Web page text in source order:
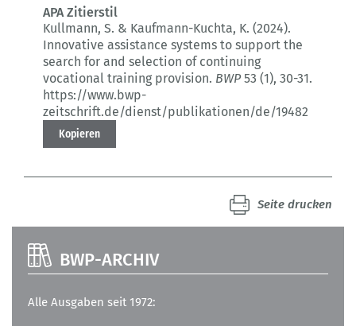
APA Zitierstil
Kullmann, S. & Kaufmann-Kuchta, K. (2024).
Innovative assistance systems to support the
search for and selection of continuing
vocational training provision. BWP53 (1), 30-31.
https://www.bwp-
zeitschrift.de/dienst/publikationen/de/19482
Kopieren
Seite drucken
BWP-ARCHIV
Alle Ausgaben seit 1972: